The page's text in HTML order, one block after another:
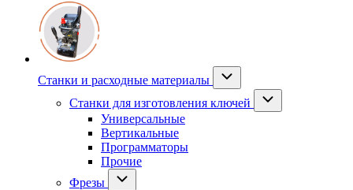
Станки и расходные материалы
Станки для изготовления ключей
Универсальные
Вертикальные
Программаторы
Прочие
Фрезы